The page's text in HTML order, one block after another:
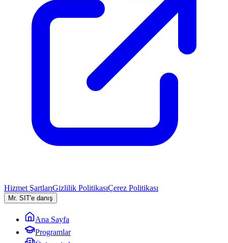
Hizmet ŞartlarıGizlilik PolitikasıÇerez Politikası
Mr. SIT'e danış
Ana Sayfa
Programlar